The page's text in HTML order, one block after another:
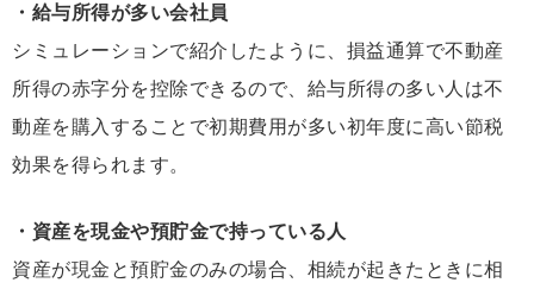
・給与所得が多い会社員
シミュレーションで紹介したように、損益通算で不動産
所得の赤字分を控除できるので、給与所得の多い人は不
動産を購入することで初期費用が多い初年度に高い節税
効果を得られます。
・資産を現金や預貯金で持っている人
資産が現金と預貯金のみの場合、相続が起きたときに相